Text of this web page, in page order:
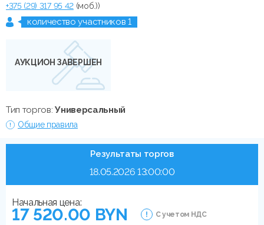
+375 (29) 317 95 42(моб.))
количество участников 1
АУКЦИОН ЗАВЕРШЕН
Тип торгов:Универсальный
Общие правила
Результаты торгов
18.05.2026 13:00:00
Начальная цена:
17 520.00 BYN С учетом НДС